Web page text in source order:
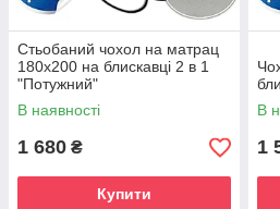
Стьобаний чохол на матрац
180х200 на блискавці 2 в 1
"Потужний"
В наявності
1 680 ₴
Купити
В
1